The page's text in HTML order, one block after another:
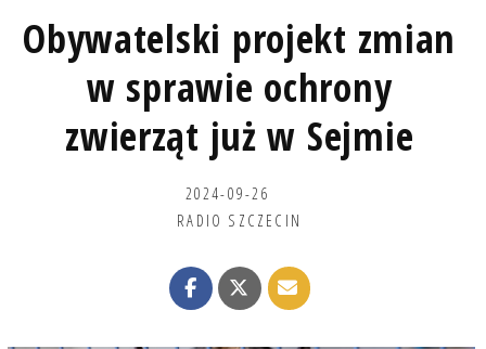
Obywatelski projekt zmian
w sprawie ochrony
zwierząt już w Sejmie
2024-09-26
RADIO SZCZECIN